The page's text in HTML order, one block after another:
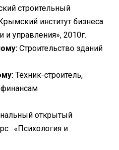
строительный
институт бизнеса
управления», 2010г.
Строительство зданий
Техник-строитель,
финансам
открытый
: «Психология и